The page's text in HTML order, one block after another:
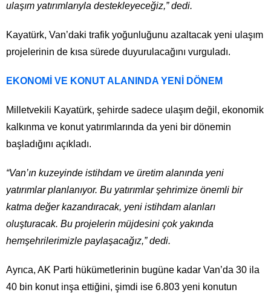
ulaşım yatırımlarıyla destekleyeceğiz,” dedi.
Kayatürk, Van’daki trafik yoğunluğunu azaltacak yeni ulaşım
projelerinin de kısa sürede duyurulacağını vurguladı.
EKONOMİ VE KONUT ALANINDA YENİ DÖNEM
Milletvekili Kayatürk, şehirde sadece ulaşım değil, ekonomik
kalkınma ve konut yatırımlarında da yeni bir dönemin
başladığını açıkladı.
“Van’ın kuzeyinde istihdam ve üretim alanında yeni
yatırımlar planlanıyor. Bu yatırımlar şehrimize önemli bir
katma değer kazandıracak, yeni istihdam alanları
oluşturacak. Bu projelerin müjdesini çok yakında
hemşehrilerimizle paylaşacağız,” dedi.
Ayrıca, AK Parti hükümetlerinin bugüne kadar Van’da 30 ila
40 bin konut inşa ettiğini, şimdi ise 6.803 yeni konutun